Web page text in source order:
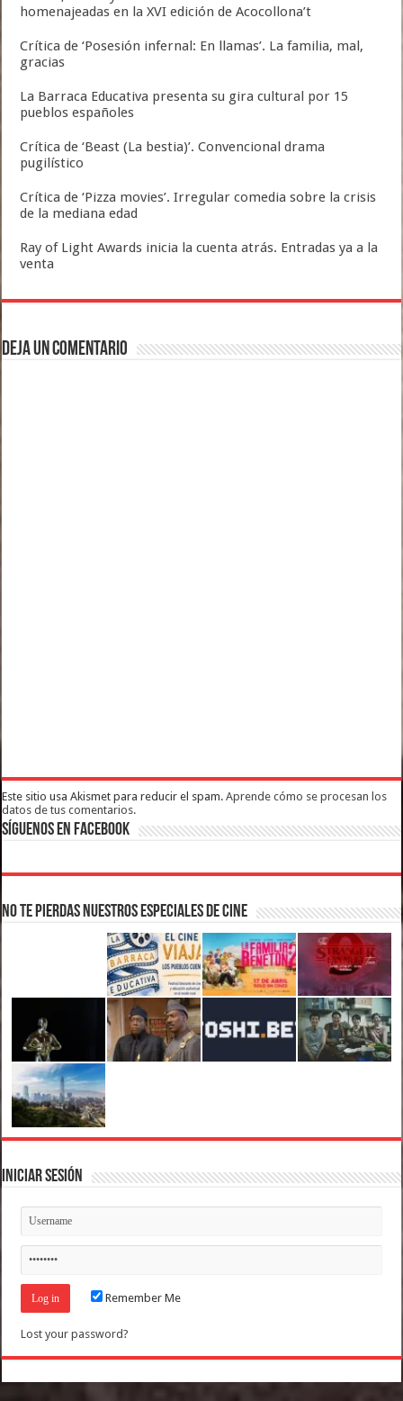
homenajeadas en la XVI edición de Acocollona’t
Crítica de ‘Posesión infernal: En llamas’. La familia, mal,
gracias
La Barraca Educativa presenta su gira cultural por 15
pueblos españoles
Crítica de ‘Beast (La bestia)’. Convencional drama
pugilístico
Crítica de ‘Pizza movies’. Irregular comedia sobre la crisis
de la mediana edad
Ray of Light Awards inicia la cuenta atrás. Entradas ya a la
venta
Deja un comentario
Este sitio usa Akismet para reducir el spam.Aprende cómo se procesan los
datos de tus comentarios.
Síguenos en Facebook
No te pierdas nuestros Especiales de Cine
Iniciar Sesión
Remember Me
Lost your password?